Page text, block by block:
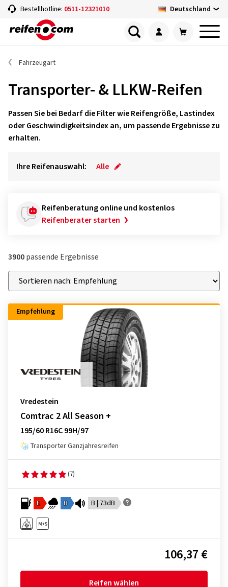
Bestellhotline: 0511-12321010 Deutschland
Fahrzeugart
Transporter- & LLKW-Reifen
Passen Sie bei Bedarf die Filter wie Reifengröße, Lastindex
oder Geschwindigkeitsindex an, um passende Ergebnisse zu
erhalten.
Ihre Reifenauswahl: Alle
Reifenberatung online und kostenlos
Reifenberater starten
3900passende Ergebnisse
Empfehlung
Vredestein
Comtrac 2 All Season +
195/60 R16C 99H/97
Transporter Ganzjahresreifen
(7)
E B B | 73dB
106,37 €
Reifen wählen